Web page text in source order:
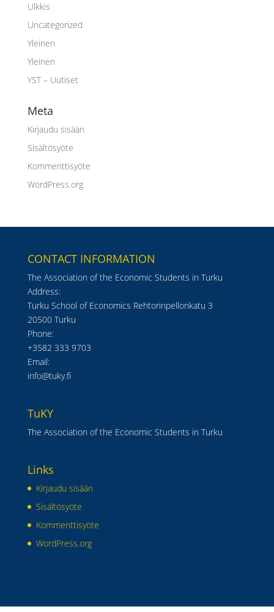
Ulkkis
Uncategorized
Yleinen
Yleinen
YST – Uutiset
Meta
Kirjaudu sisään
Sisältösyöte
Kommenttisyöte
WordPress.org
CONTACT INFORMATION
The Association of the Economic Students in Turku
Address:
Turku School of Economics Rehtorinpellonkatu 3
20500 Turku
Phone:
+3582 333 9703
Email:
info@tuky.fi
TuKY
The Association of the Economic Students in Turku
Links
Kirjaudu sisään
Sisältösyöte
Kommenttisyöte
WordPress.org